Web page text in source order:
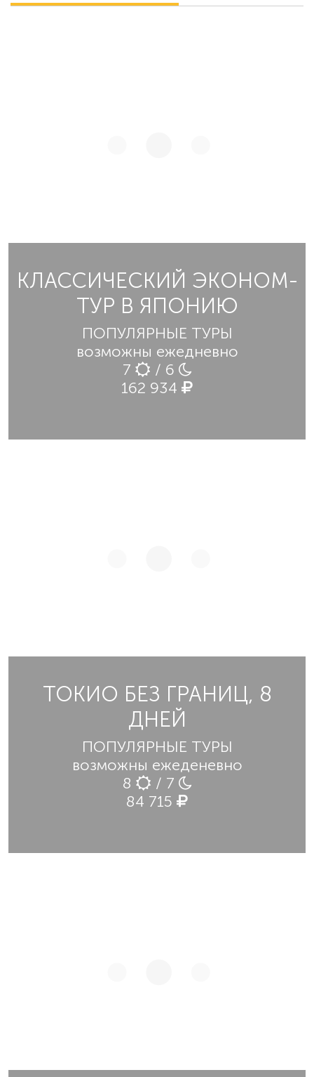
КЛАССИЧЕСКИЙ ЭКОНОМ-
ТУР В ЯПОНИЮ
ПОПУЛЯРНЫЕ ТУРЫ
возможны ежедневно
7
/ 6
162 934
ТОКИО БЕЗ ГРАНИЦ, 8
ДНЕЙ
ПОПУЛЯРНЫЕ ТУРЫ
возможны ежеденевно
8
/ 7
84 715